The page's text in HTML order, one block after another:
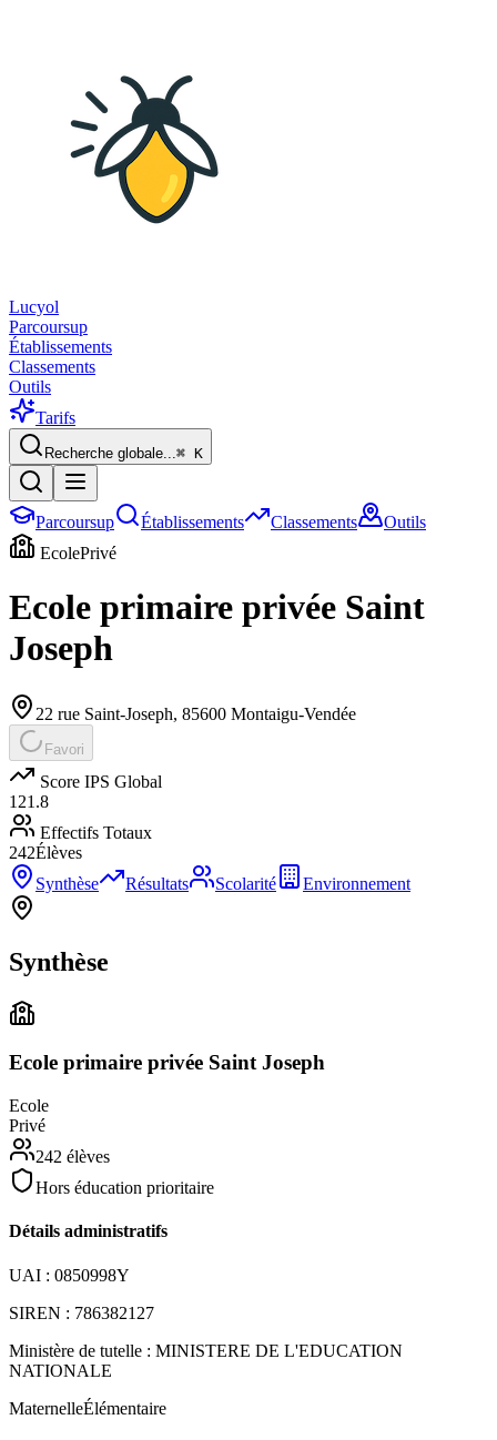
Lucyol
Parcoursup
Établissements
Classements
Outils
Tarifs
Recherche globale...⌘ K
Parcoursup Établissements Classements
Outils
EcolePrivé
Ecole primaire privée Saint
Joseph
22 rue Saint-Joseph, 85600 Montaigu-Vendée
Favori
Score IPS Global
121.8
Effectifs Totaux
242Élèves
Synthèse
Résultats Scolarité Environnement
Synthèse
Ecole primaire privée Saint Joseph
Ecole
Privé
242 élèves
Hors éducation prioritaire
Détails administratifs
UAI : 0850998Y
SIREN : 786382127
Ministère de tutelle : MINISTERE DE L'EDUCATION
NATIONALE
MaternelleÉlémentaire